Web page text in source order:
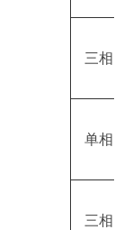
三相
单相
三相